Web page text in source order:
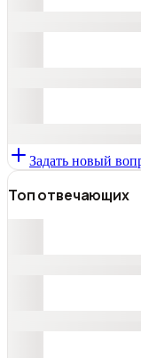
Задать новый
Топ отвечающих